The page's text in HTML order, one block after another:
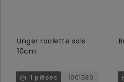
Unger raclette sols
10cm
1 pièces 1001580